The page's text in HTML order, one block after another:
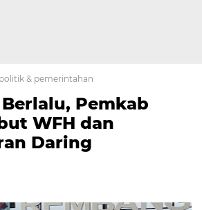
& pemerintahan
Pemkab
WFH dan
Daring